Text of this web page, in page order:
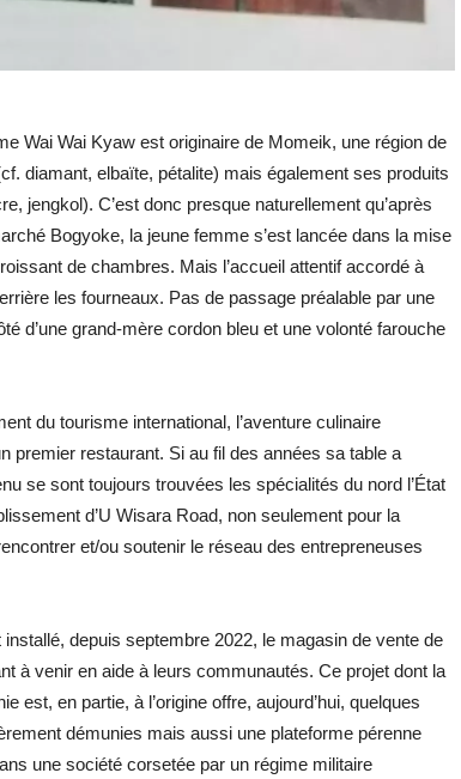
Wai Wai Kyaw est originaire de Momeik, une région de
diamant, elbaïte, pétalite) mais également ses produits
jengkol). C’est donc presque naturellement qu’après
Bogyoke, la jeune femme s’est lancée dans la mise
de chambres. Mais l’accueil attentif accordé à
les fourneaux. Pas de passage préalable par une
d’une grand-mère cordon bleu et une volonté farouche
du tourisme international, l’aventure culinaire
premier restaurant. Si au fil des années sa table a
se sont toujours trouvées les spécialités du nord l’État
d’U Wisara Road, non seulement pour la
et/ou soutenir le réseau des entrepreneuses
depuis septembre 2022, le magasin de vente de
à venir en aide à leurs communautés. Ce projet dont la
est, en partie, à l’origine offre, aujourd’hui, quelques
démunies mais aussi une plateforme pérenne
une société corsetée par un régime militaire